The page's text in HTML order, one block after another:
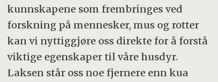
kunnskapene som frembringes ved
forskning på mennesker, mus og rotter
kan vi nyttiggjøre oss direkte for å forstå
viktige egenskaper til våre husdyr.
Laksen står oss noe fjernere enn kua